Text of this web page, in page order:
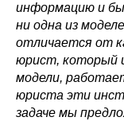
информацию и
ни одна из
отличается от
юрист, который
модели,
юриста эти
задаче мы